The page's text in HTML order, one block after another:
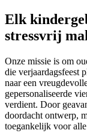
Elk
stressvrij
Onze missie is om
die verjaardagsfeest
naar een
gepersonaliseerde
verdient. Door
doordacht ontwerp,
toegankelijk voor